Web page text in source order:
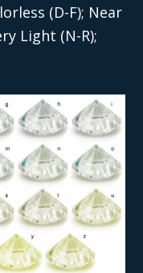
(D-F); Near
Light (N-R);